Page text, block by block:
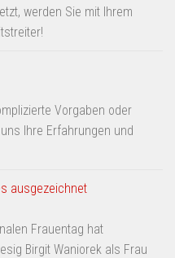
werden Sie mit Ihrem
Vorgaben oder
Ihre Erfahrungen und
ausgezeichnet
Frauentag hat
Birgit Waniorek als Frau